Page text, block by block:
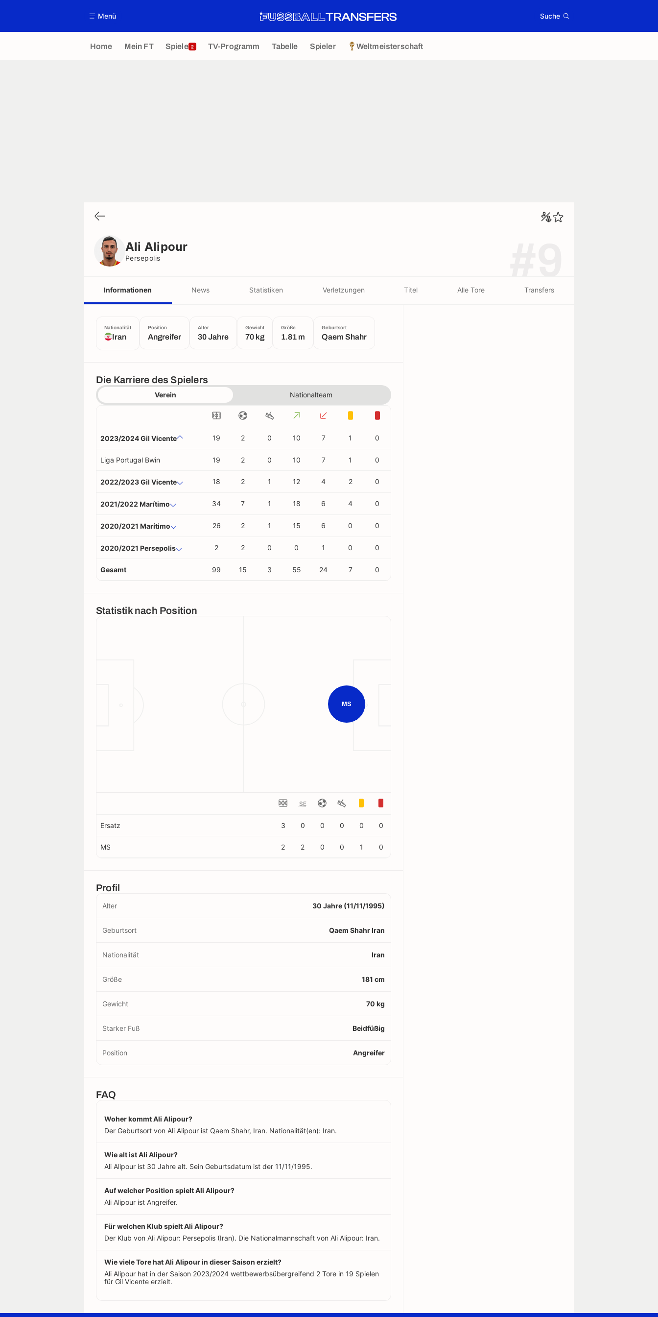
Menü Suche
Home Mein FT Spiele 2 TV-Programm Tabelle Spieler Weltmeisterschaft
Ali Alipour
Persepolis
Informationen News Statistiken Verletzungen Titel Alle Tore Transfers
Nationalität
Iran
Position
Angreifer
Alter
30 Jahre
Gewicht
70 kg
Größe
1.81 m
Geburtsort
Qaem Shahr
Die Karriere des Spielers
Verein Nationalteam
2023/2024 Gil Vicente 19 2 0 10 7 1 0
Liga Portugal Bwin 19 2 0 10 7 1 0
2022/2023 Gil Vicente 18 2 1 12 4 2 0
2021/2022 Marítimo 34 7 1 18 6 4 0
2020/2021 Marítimo 26 2 1 15 6 0 0
2020/2021 Persepolis 2 2 0 0 1 0 0
Gesamt 99 15 3 55 24 7 0
Statistik nach Position
MS
SE
Ersatz 3 0 0 0 0 0
MS 2 2 0 0 1 0
Profil
Alter 30 Jahre (11/11/1995)
Geburtsort Qaem Shahr Iran
Nationalität Iran
Größe 181 cm
Gewicht 70 kg
Starker Fuß Beidfüßig
Position Angreifer
FAQ
Woher kommt Ali Alipour?
Der Geburtsort von Ali Alipour ist Qaem Shahr, Iran. Nationalität(en): Iran.
Wie alt ist Ali Alipour?
Ali Alipour ist 30 Jahre alt. Sein Geburtsdatum ist der 11/11/1995.
Auf welcher Position spielt Ali Alipour?
Ali Alipour ist Angreifer.
Für welchen Klub spielt Ali Alipour?
Der Klub von Ali Alipour: Persepolis (Iran). Die Nationalmannschaft von Ali Alipour: Iran.
Wie viele Tore hat Ali Alipour in dieser Saison erzielt?
Ali Alipour hat in der Saison 2023/2024 wettbewerbsübergreifend 2 Tore in 19 Spielen
für Gil Vicente erzielt.